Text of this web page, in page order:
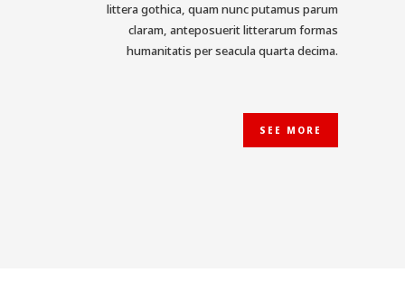
littera gothica, quam nunc putamus parum
claram, anteposuerit litterarum formas
humanitatis per seacula quarta decima.
SEE MORE